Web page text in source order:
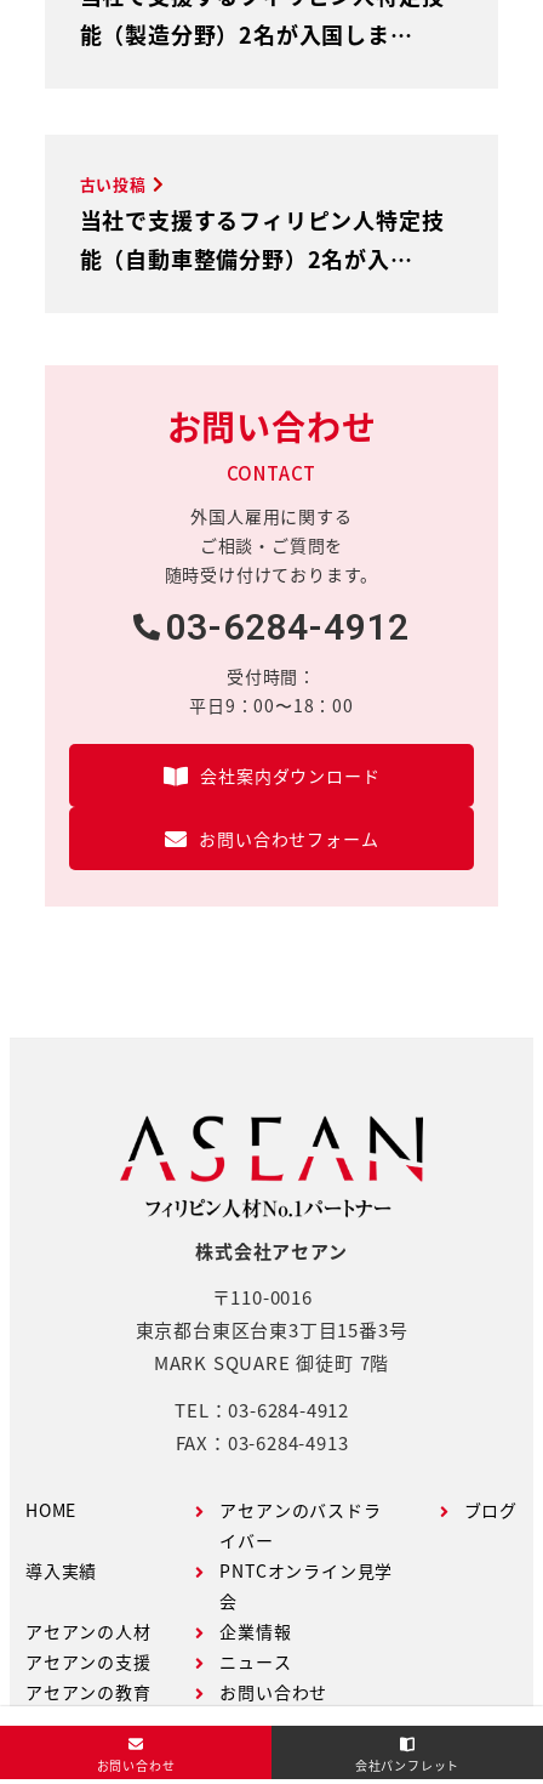
古い投稿
当社で支援するフィリピン人特定技
能（自動車整備分野）2名が入…
能（製造分野）2名が入国しま…
お問い合わせ
CONTACT
外国人雇用に関する
ご相談・ご質問を
随時受け付けております。
03-6284-4912
受付時間：
平日9：00〜18：00
会社案内ダウンロード
お問い合わせフォーム
株式会社アセアン
〒110-0016
東京都台東区台東3丁目15番3号
MARK SQUARE 御徒町 7階
TEL：03-6284-4912
FAX：03-6284-4913
HOME
導入実績
アセアンの人材
アセアンの支援
アセアンの教育
アセアンのバスドラ
イバー
PNTCオンライン見学
会
企業情報
ニュース
お問い合わせ
ブログ
Copyright © ASEAN Co.,Ltd. All Rights Reserved.
お問い合わせ 会社パンフレット